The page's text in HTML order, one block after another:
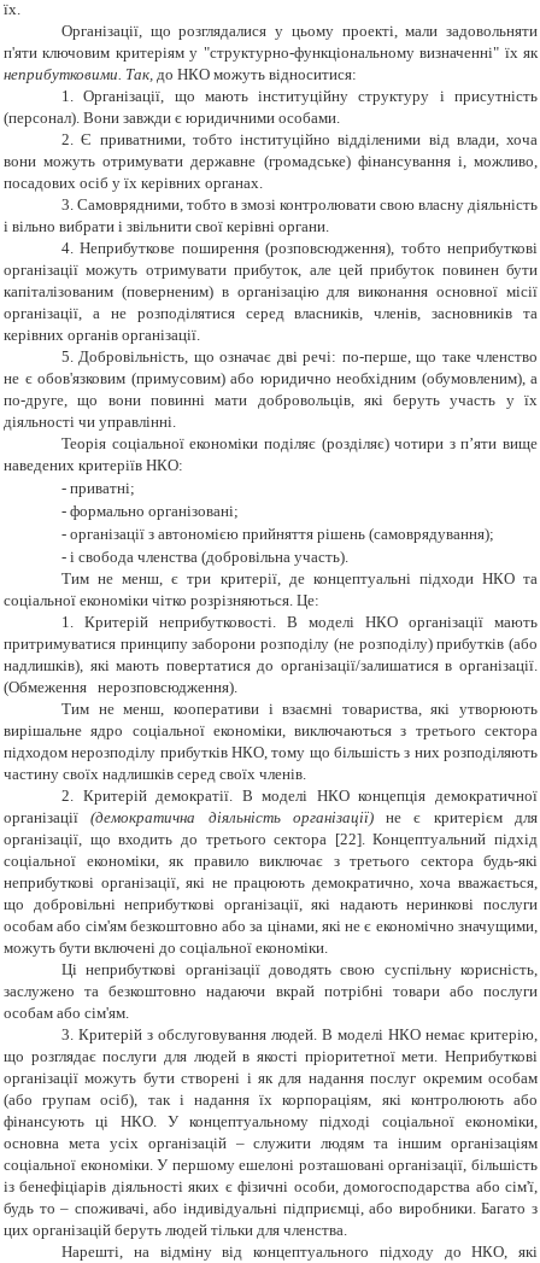
їх.
Організації, що розглядалися у цьому проекті, мали задовольняти
п'яти ключовим критеріям у "структурно-функціональному визначенні" їх як
неприбутковими. Так, до НКО можуть відноситися:
1. Організації, що мають інституційну структуру і присутність
(персонал). Вони завжди є юридичними особами.
2. Є приватними, тобто інституційно відділеними від влади, хоча
вони можуть отримувати державне (громадське) фінансування і, можливо,
посадових осіб у їх керівних органах.
3. Самоврядними, тобто в змозі контролювати свою власну діяльність
і вільно вибрати і звільнити свої керівні органи.
4. Неприбуткове поширення (розповсюдження), тобто неприбуткові
організації можуть отримувати прибуток, але цей прибуток повинен бути
капіталізованим (поверненим) в організацію для виконання основної місії
організації, а не розподілятися серед власників, членів, засновників та
керівних органів організації.
5. Добровільність, що означає дві речі: по-перше, що таке членство
не є обов'язковим (примусовим) або юридично необхідним (обумовленим), а
по-друге, що вони повинні мати добровольців, які беруть участь у їх
діяльності чи управлінні.
Теорія соціальної економіки поділяє (розділяє) чотири з п’яти вище
наведених критеріїв НКО:
- приватні;
- формально організовані;
- організації з автономією прийняття рішень (самоврядування);
- і свобода членства (добровільна участь).
Тим не менш, є три критерії, де концептуальні підходи НКО та
соціальної економіки чітко розрізняються. Це:
1. Критерій неприбутковості. В моделі НКО організації мають
притримуватися принципу заборони розподілу (не розподілу) прибутків (або
надлишків), які мають повертатися до організації/залишатися в організації.
(Обмеження нерозповсюдження).
Тим не менш, кооперативи і взаємні товариства, які утворюють
вирішальне ядро соціальної економіки, виключаються з третього сектора
підходом нерозподілу прибутків НКО, тому що більшість з них розподіляють
частину своїх надлишків серед своїх членів.
2. Критерій демократії. В моделі НКО концепція демократичної
організації(демократична діяльність організації)не є критерієм для
організації, що входить до третього сектора [22]. Концептуальний підхід
соціальної економіки, як правило виключає з третього сектора будь-які
неприбуткові організації, які не працюють демократично, хоча вважається,
що добровільні неприбуткові організації, які надають неринкові послуги
особам або сім'ям безкоштовно або за цінами, які не є економічно значущими,
можуть бути включені до соціальної економіки.
Ці неприбуткові організації доводять свою суспільну корисність,
заслужено та безкоштовно надаючи вкрай потрібні товари або послуги
особам або сім'ям.
3. Критерій з обслуговування людей. В моделі НКО немає критерію,
що розглядає послуги для людей в якості пріоритетної мети. Неприбуткові
організації можуть бути створені і як для надання послуг окремим особам
(або групам осіб), так і надання їх корпораціям, які контролюють або
фінансують ці НКО. У концептуальному підході соціальної економіки,
основна мета усіх організацій – служити людям та іншим організаціям
соціальної економіки. У першому ешелоні розташовані організації, більшість
із бенефіціарів діяльності яких є фізичні особи, домогосподарства або сім'ї,
будь то – споживачі, або індивідуальні підприємці, або виробники. Багато з
цих організацій беруть людей тільки для членства.
Нарешті, на відміну від концептуального підходу до НКО, які